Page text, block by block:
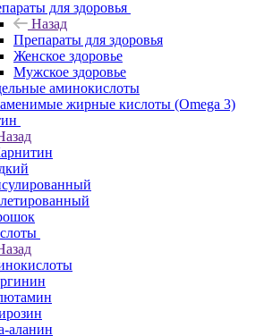
для здоровья
Назад
Препараты для здоровья
Женское здоровье
Мужское здоровье
аминокислоты
жирные кислоты (Omega 3)
аланин